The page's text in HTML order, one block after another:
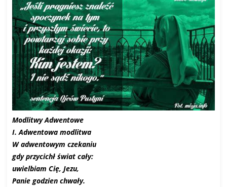
Modlitwy Adwentowe
I. Adwentowa modlitwa
W adwentowym czekaniu
gdy przycichł świat cały:
uwielbiam Cię, Jezu,
Panie godzien chwały.